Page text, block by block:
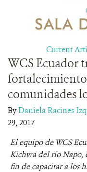
MECANISMO DE
SALA
Current
WCS Ecuador
fortalecimiento
comunidades
ByDaniela Racines
29, 2017
El equipo de WCS
Kichwa del río Napo,
fin de capacitar a los